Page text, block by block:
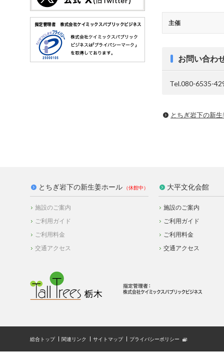
主催
お問い合わ
Tel.080-6535-
とちぎ岩下の新
とちぎ岩下の新生姜ホール
施設のご案内
ご利用ガイド
ご利用料金
交通アクセス
大平文化会館
施設のご案内
ご利用ガイド
ご利用料金
交通アクセス
総合トップ 関連リンク サイトマップ プライバシーポリシー